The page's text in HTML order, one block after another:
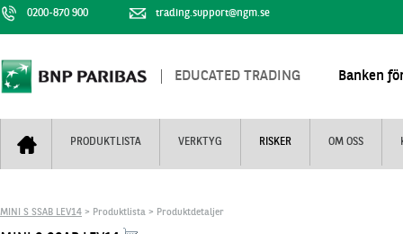
0200-870 900 trading.support@ngm.se
EDUCATED TRADING Banken
PRODUKTLISTA VERKTYG RISKER OM OSS
Mini Futures
Nyhestbrev+
Finansiell information
MINI S SSAB LEV14 > Produktlista > Produktdetaljer